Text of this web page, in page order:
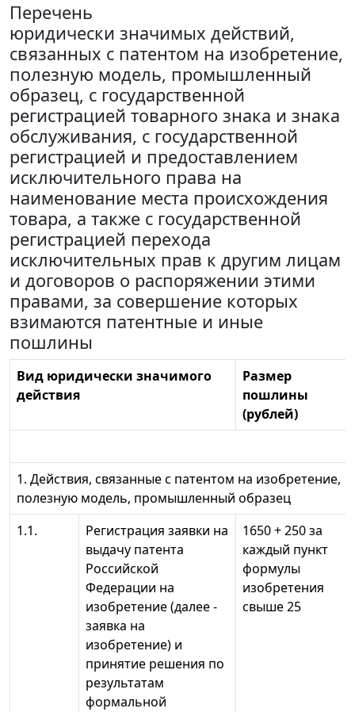
Перечень
юридически значимых действий,
связанных с патентом на изобретение,
полезную модель, промышленный
образец, с государственной
регистрацией товарного знака и знака
обслуживания, с государственной
регистрацией и предоставлением
исключительного права на
наименование места происхождения
товара, а также с государственной
регистрацией перехода
исключительных прав к другим лицам
и договоров о распоряжении этими
правами, за совершение которых
взимаются патентные и иные
пошлины
Вид юридически значимого
действия
Размер
пошлины
(рублей)
1. Действия, связанные с патентом на изобретение,
полезную модель, промышленный образец
1.1.
Регистрация заявки на
выдачу патента
Российской
Федерации на
изобретение (далее -
заявка на
изобретение) и
принятие решения по
результатам
формальной
1650 + 250 за
каждый пункт
формулы
изобретения
свыше 25